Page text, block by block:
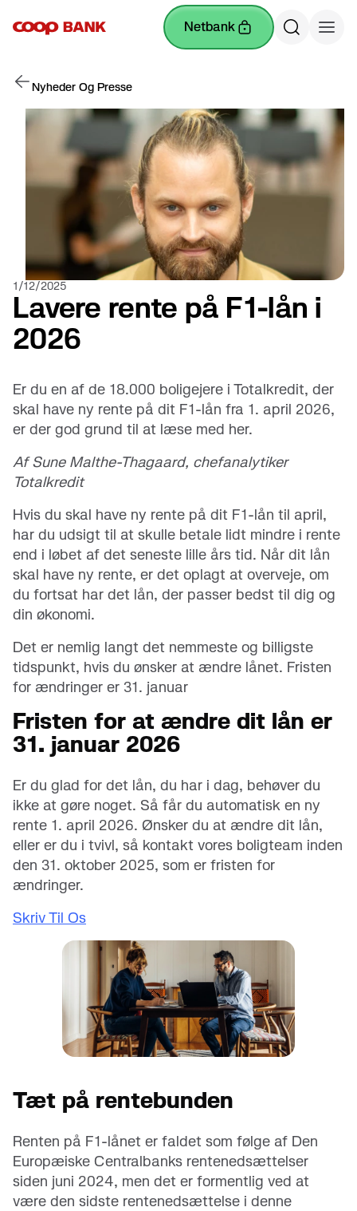
netbank
Nyheder Og Presse
1/12/2025
Lavere rente på F1-lån i
2026
Er du en af de 18.000 boligejere i Totalkredit, der
skal have ny rente på dit F1-lån fra 1. april 2026,
er der god grund til at læse med her.
Af Sune Malthe-Thagaard, chefanalytiker
Totalkredit
Hvis du skal have ny rente på dit F1-lån til april,
har du udsigt til at skulle betale lidt mindre i rente
end i løbet af det seneste lille års tid. Når dit lån
skal have ny rente, er det oplagt at overveje, om
du fortsat har det lån, der passer bedst til dig og
din økonomi.
Det er nemlig langt det nemmeste og billigste
tidspunkt, hvis du ønsker at ændre lånet. Fristen
for ændringer er 31. januar
Fristen for at ændre dit lån er
31. januar 2026
Er du glad for det lån, du har i dag, behøver du
ikke at gøre noget. Så får du automatisk en ny
rente 1. april 2026. Ønsker du at ændre dit lån,
eller er du i tvivl, så kontakt vores boligteam inden
den 31. oktober 2025, som er fristen for
ændringer.
Skriv Til Os
Tæt på rentebunden
Renten på F1-lånet er faldet som følge af Den
Europæiske Centralbanks rentenedsættelser
siden juni 2024, men det er formentlig ved at
være den sidste rentenedsættelse i denne